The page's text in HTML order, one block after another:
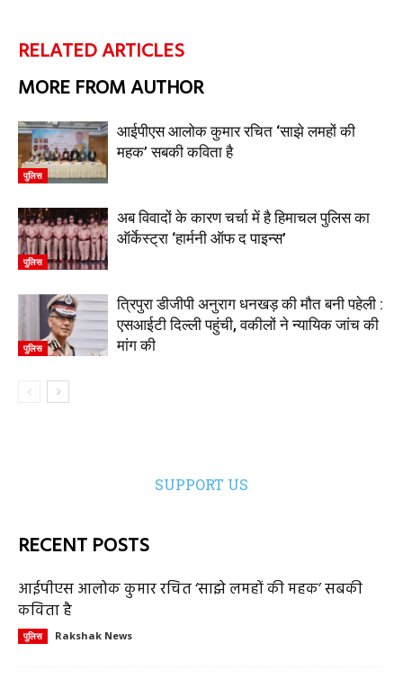
RELATED ARTICLES
MORE FROM AUTHOR
पुलिस
आईपीएस आलोक कुमार रचित ‘साझे लमहों की
महक’ सबकी कविता है
पुलिस
अब विवादों के कारण चर्चा में है हिमाचल पुलिस का
ऑर्केस्ट्रा ‘हार्मनी ऑफ द पाइन्स’
पुलिस
त्रिपुरा डीजीपी अनुराग धनखड़ की मौत बनी पहेली :
एसआईटी दिल्ली पहुंची, वकीलों ने न्यायिक जांच की
मांग की
SUPPORT US
RECENT POSTS
आईपीएस आलोक कुमार रचित ‘साझे लमहों की महक’ सबकी
कविता है
पुलिस Rakshak News